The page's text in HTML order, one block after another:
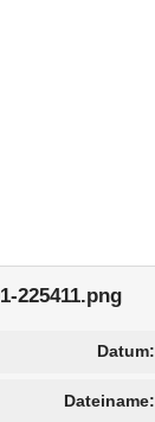
225411.png
Datum:
Dateiname: